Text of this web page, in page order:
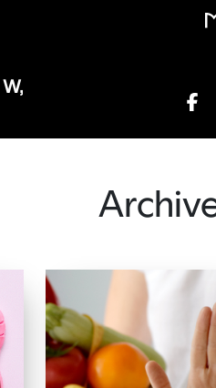
a viernes de 10 a 13 hrs.